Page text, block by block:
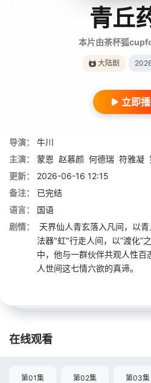
青丘
本片由茶杯狐
大陆剧
立即
导演：
牛川
主演：
蒙恩 赵慕颜 何德瑞 符雅凝
更新：
2026-06-16 12:15
备注：
已完结
语言：
国语
剧情：
天界仙人青玄落入凡间，以
法器"虹"行走人间，以“渡化”
中，他与一群伙伴共观人性
人世间这七情六欲的真谛。
在线观看
第01集 第02集 第03集